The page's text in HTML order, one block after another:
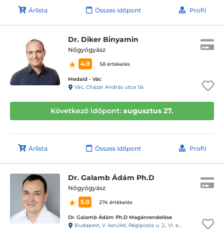
Árlista Összes időpont Profil
Dr. Diker Binyamin
Nőgyógyász
4.9
58 értékelés
Medaid - Vác
Vác, Cházár András utca 1/a
Következő időpont: augusztus 27.
Árlista Összes időpont Profil
Dr. Galamb Ádám Ph.D
Nőgyógyász
5.0
274 értékelés
Dr. Galamb Ádám Ph.D Magánrendelése
Budapest, V. kerület, Régiposta u. 2., VI. emelet, 59. ajtó, 61-es kapucsengő